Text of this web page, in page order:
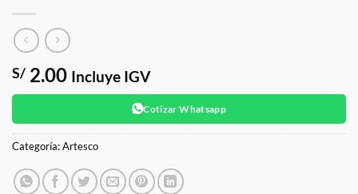
S/ 2.00 Incluye IGV
Cotizar Whatsapp
Categoría:Artesco